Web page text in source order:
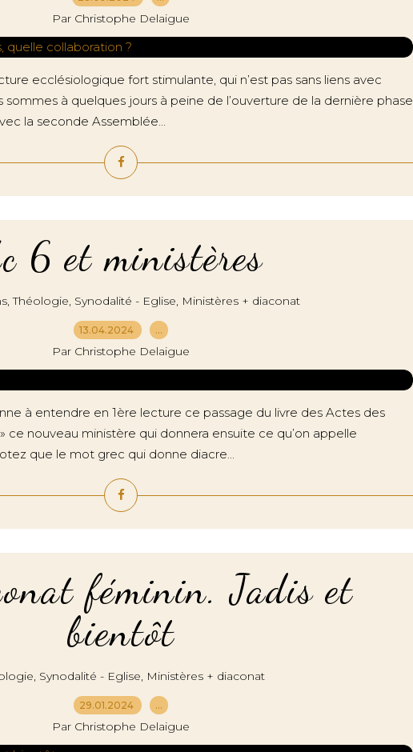
Par Christophe Delaigue
ecclésiologique fort stimulante, qui n’est pas sans liens avec
sommes à quelques jours à peine de l’ouverture de la dernière phase
la seconde Assemblée...
6 et ministères
,Théologie, Synodalité - Eglise, Ministères + diaconat
13.04.2024 …
Par Christophe Delaigue
à entendre en 1ère lecture ce passage du livre des Actes des
ce nouveau ministère qui donnera ensuite ce qu’on appelle
que le mot grec qui donne diacre...
féminin. Jadis et
bientôt
, Synodalité - Eglise, Ministères + diaconat
29.01.2024 …
Par Christophe Delaigue